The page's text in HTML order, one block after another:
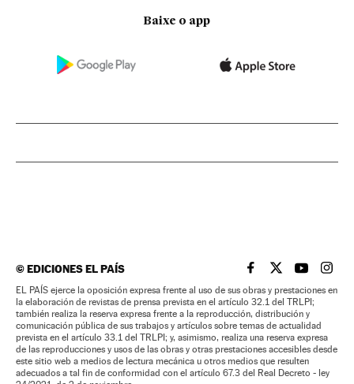
Baixe o app
©EDICIONES EL PAÍS EL PAÍS BRASIL EN
EL PAÍSEL PAÍS
EL
EL PAÍS ejerce la oposición expresa frente al uso de sus obras y prestaciones en
la elaboración de revistas de prensa prevista en el artículo 32.1 del TRLPI;
también realiza la reserva expresa frente a la reproducción, distribución y
comunicación pública de sus trabajos y artículos sobre temas de actualidad
prevista en el artículo 33.1 del TRLPI; y, asimismo, realiza una reserva expresa
de las reproducciones y usos de las obras y otras prestaciones accesibles desde
este sitio web a medios de lectura mecánica u otros medios que resulten
adecuados a tal fin de conformidad con el artículo 67.3 del Real Decreto - ley